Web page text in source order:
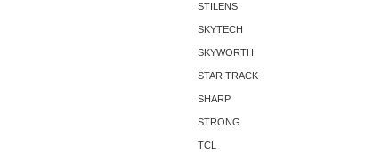
STILENS
SKYTECH
SKYWORTH
STAR TRACK
SHARP
STRONG
TCL